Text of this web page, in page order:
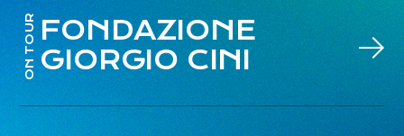
ON TOURFONDAZIONE
GIORGIO CINI